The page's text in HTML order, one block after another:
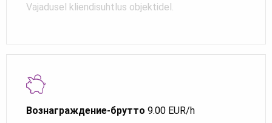
Вознаграждение-брутто 9.00 EUR/h
Vajadusel kliendisuhtlus objektidel.